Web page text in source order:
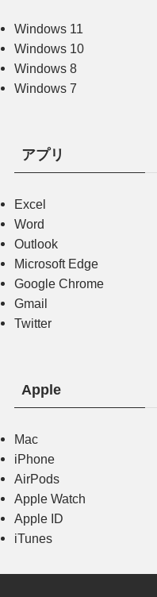
Windows 11
Windows 10
Windows 8
Windows 7
アプリ
Excel
Word
Outlook
Microsoft Edge
Google Chrome
Gmail
Twitter
Apple
Mac
iPhone
AirPods
Apple Watch
Apple ID
iTunes